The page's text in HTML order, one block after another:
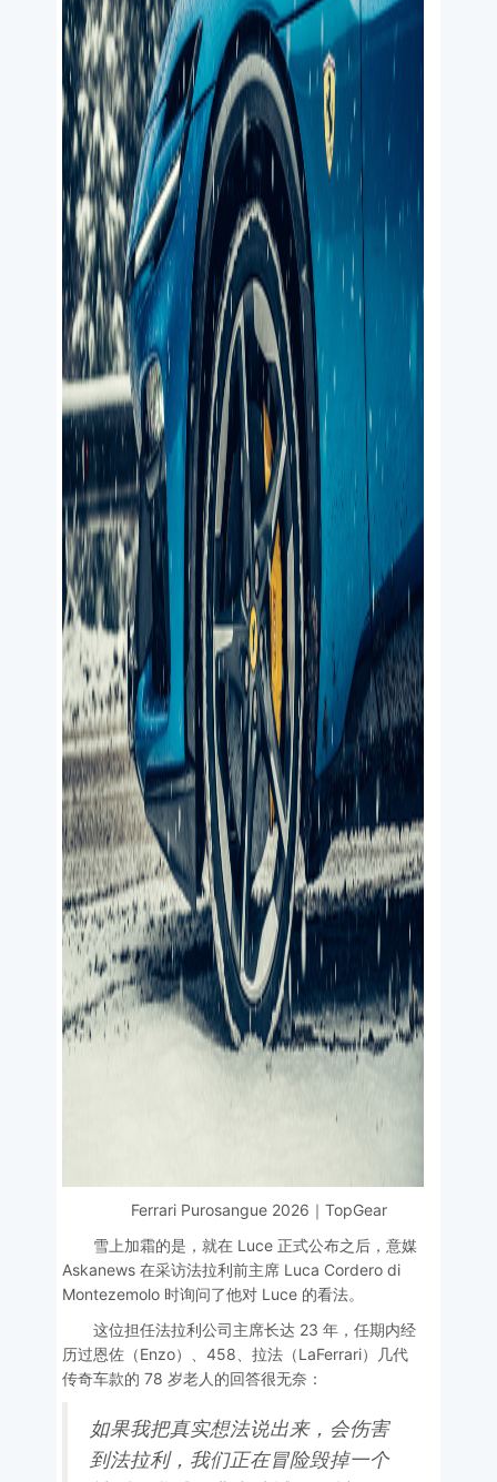
Ferrari Purosangue 2026｜TopGear
雪上加霜的是，就在 Luce 正式公布之后，意媒
Askanews 在采访法拉利前主席 Luca Cordero di
Montezemolo 时询问了他对 Luce 的看法。
这位担任法拉利公司主席长达 23 年，任期内经
历过恩佐（Enzo）、458、拉法（LaFerrari）几代
传奇车款的 78 岁老人的回答很无奈：
如果我把真实想法说出来，会伤害
到法拉利，我们正在冒险毁掉一个